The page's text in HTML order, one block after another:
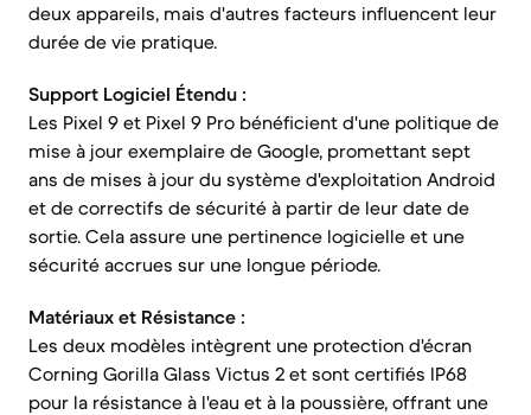
deux appareils, mais d'autres facteurs influencent leur
durée de vie pratique.
Support Logiciel Étendu :
Les Pixel 9 et Pixel 9 Pro bénéficient d'une politique de
mise à jour exemplaire de Google, promettant sept
ans de mises à jour du système d'exploitation Android
et de correctifs de sécurité à partir de leur date de
sortie. Cela assure une pertinence logicielle et une
sécurité accrues sur une longue période.
Matériaux et Résistance :
Les deux modèles intègrent une protection d'écran
Corning Gorilla Glass Victus 2 et sont certifiés IP68
pour la résistance à l'eau et à la poussière, offrant une